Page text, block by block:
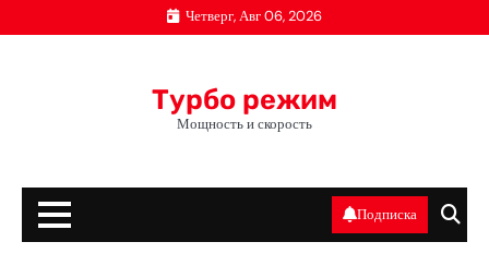
к
Четверг, Авг 06, 2026
Турбо режим
Мощность и скорость
Подписка